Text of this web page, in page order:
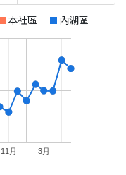
本社區 內湖區
11月 3月